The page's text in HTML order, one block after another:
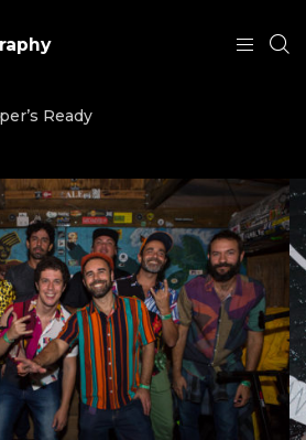
Ready